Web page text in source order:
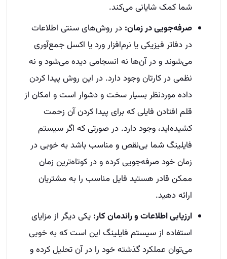
شما کمک شایانی می‌کند.
صرفه‌جویی در زمان: در روش‌های سنتی اطلاعات
در دفاتر فیزیکی یا نرم‌افزار ورد یا اکسل جمع‌آوری
می‌شوند و در آن‌ها نه انسجامی دیده می‌شود و نه
نظمی در کارتان وجود دارد. در این روش پیدا کردن
داده‌ موردنظر بسیار سخت و دشوار است و امکان از
قلم افتادن فایلی که برای پیدا کردن آن زحمت
کشیده‌اید، وجود دارد. در صورتی که اگر سیستم
فایلینگ شما بی‌نقص و مناسب باشد به خوبی در
زمان خود صرفه‌جویی کرده و در کوتاه‌ترین زمان
ممکن قادر هستید فایل مناسب را به مشتریان
ارائه دهید.
ارزیابی اطلاعات و راندمان کار: یکی دیگر از مزایای
استفاده از سیستم فایلینگ این است که به خوبی
می‌توان عملکرد گذشته خود را در آن تحلیل کرده و